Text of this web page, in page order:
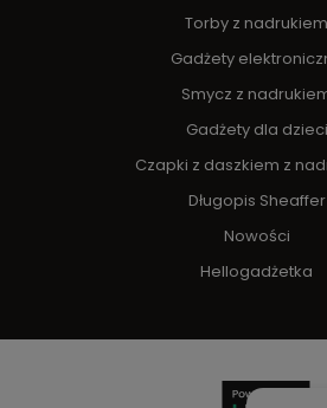
Torby z nadrukiem
Gadżety
Smycz z
Gadżety dla dzieci
Czapki z daszkiem z
Długopis Sheaffer
Nowości
Hellogadżetka